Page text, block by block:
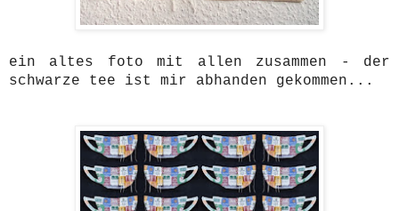
ein altes foto mit allen zusammen - der
schwarze tee ist mir abhanden gekommen...